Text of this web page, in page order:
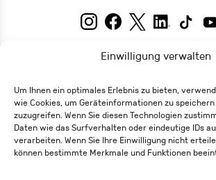
Einwilligung verwalten
Um Ihnen ein optimales Erlebnis zu bieten,
wie Cookies, um Geräteinformationen zu
zuzugreifen. Wenn Sie diesen Technologien
Daten wie das Surfverhalten oder eindeutige IDs
verarbeiten. Wenn Sie Ihre Einwilligung nicht
können bestimmte Merkmale und Funktionen
Widerrufsformular Impressum
© 2026 Carl-Schurz-Haus / Deutsch-